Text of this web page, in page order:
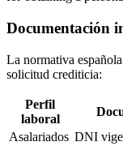
Documentación
La normativa
solicitud crediticia:
Perfil
laboral
Asalariados DNI